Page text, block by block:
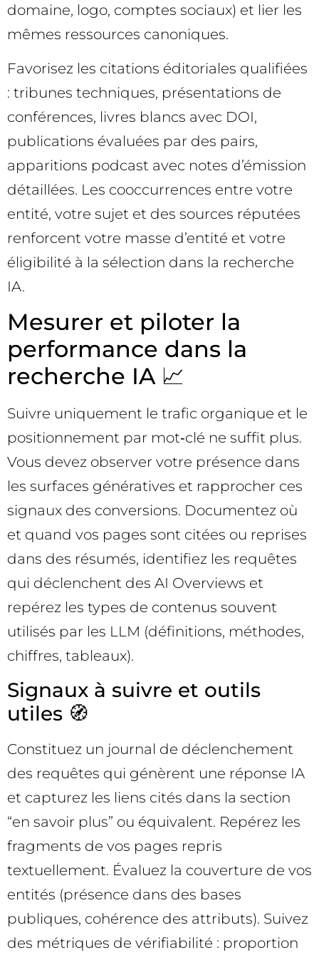
domaine, logo, comptes sociaux) et lier les
mêmes ressources canoniques.
Favorisez les citations éditoriales qualifiées
: tribunes techniques, présentations de
conférences, livres blancs avec DOI,
publications évaluées par des pairs,
apparitions podcast avec notes d’émission
détaillées. Les cooccurrences entre votre
entité, votre sujet et des sources réputées
renforcent votre masse d’entité et votre
éligibilité à la sélection dans la recherche
IA.
Mesurer et piloter la
performance dans la
recherche IA 📈
Suivre uniquement le trafic organique et le
positionnement par mot‑clé ne suffit plus.
Vous devez observer votre présence dans
les surfaces génératives et rapprocher ces
signaux des conversions. Documentez où
et quand vos pages sont citées ou reprises
dans des résumés, identifiez les requêtes
qui déclenchent des AI Overviews et
repérez les types de contenus souvent
utilisés par les LLM (définitions, méthodes,
chiffres, tableaux).
Signaux à suivre et outils
utiles 🧭
Constituez un journal de déclenchement
des requêtes qui génèrent une réponse IA
et capturez les liens cités dans la section
“en savoir plus” ou équivalent. Repérez les
fragments de vos pages repris
textuellement. Évaluez la couverture de vos
entités (présence dans des bases
publiques, cohérence des attributs). Suivez
des métriques de vérifiabilité : proportion